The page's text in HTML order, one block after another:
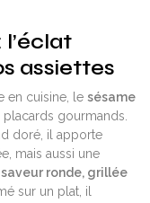
l’éclat
assiettes
en cuisine, le sésame
gourmands.
doré, il apporte
mais aussi une
saveur ronde, grillée
sur un plat, il